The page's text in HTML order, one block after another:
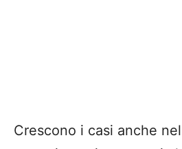
Crescono i casi anche